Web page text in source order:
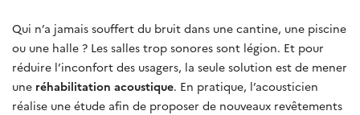
Qui n’a jamais souffert du bruit dans une cantine, une piscine
ou une halle ? Les salles trop sonores sont légion. Et pour
réduire l’inconfort des usagers, la seule solution est de mener
une réhabilitation acoustique. En pratique, l’acousticien
réalise une étude afin de proposer de nouveaux revêtements